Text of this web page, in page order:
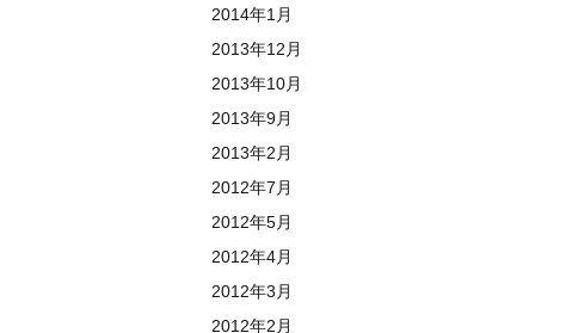
2014年1月
2013年12月
2013年10月
2013年9月
2013年2月
2012年7月
2012年5月
2012年4月
2012年3月
2012年2月